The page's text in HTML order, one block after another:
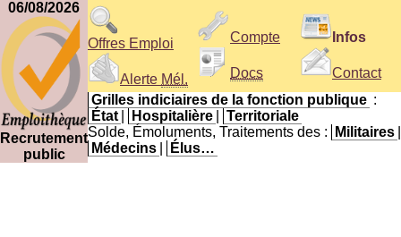
06/08/2026
Recrutement
public
Offres Emploi
Alerte Mél.
Compte
Docs
Infos
Contact
Grilles indiciaires de la fonction publique :
État
Hospitalière
Territoriale
Solde, Émoluments, Traitements des :
Militaires
Médecins
Élus…